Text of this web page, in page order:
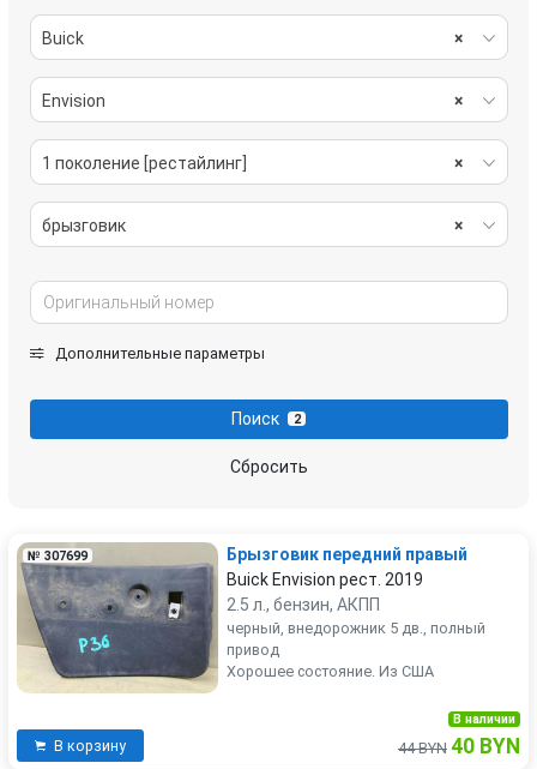
×
Buick
×
Envision
×
1 поколение [рестайлинг]
×
брызговик
Дополнительные параметры
Поиск 2
Сбросить
№ 307699
Брызговик передний правый
Buick Envision рест. 2019
2.5 л., бензин, АКПП
черный, внедорожник 5 дв., полный
привод
Хорошее состояние. Из США
В корзину
В наличии
44 BYN 40 BYN